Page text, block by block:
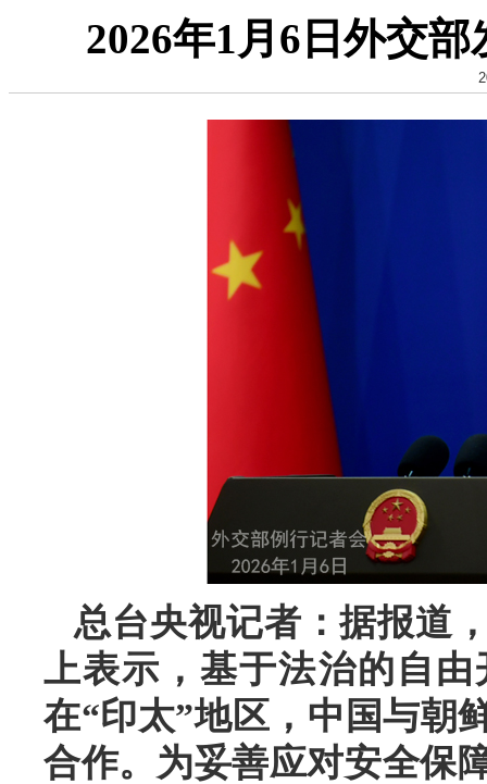
2026年1月6日外交
总台央视记者：据报道
上表示，基于法治的自
在“印太”地区，中国与朝
合作。为妥善应对安全保